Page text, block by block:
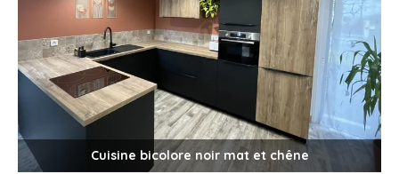
Cuisine bicolore noir mat et chêne